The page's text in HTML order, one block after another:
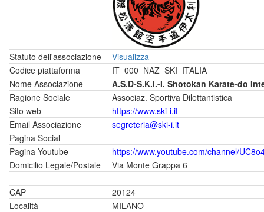
Statuto dell'associazione
Visualizza
Codice piattaforma
IT_000_NAZ_SKI_ITALIA
Nome Associazione
A.S.D-S.K.I.-I. Shotokan Karate-do
Ragione Sociale
Associaz. Sportiva Dilettantistica
Sito web
https://www.ski-i.it
Email Associazione
segreteria@ski-i.it
Pagina Social
Pagina Youtube
https://www.youtube.com/channel/
Domicilio Legale/Postale
Via Monte Grappa 6
CAP
20124
Località
MILANO